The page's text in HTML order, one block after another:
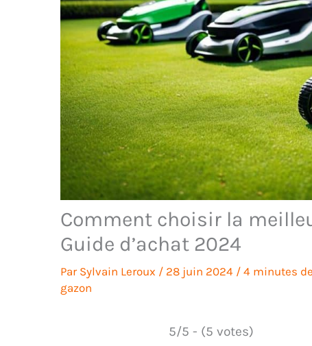
Comment choisir la
Guide d’achat 2024
Par Sylvain Leroux / 28 juin 2024 / 4 minutes
gazon
5/5 - (5 votes)